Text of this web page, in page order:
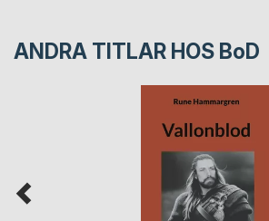
ANDRA TITLAR HOS BoD